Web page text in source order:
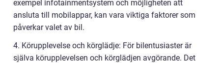
exempel infotainmentsystem och möjligheten att
ansluta till mobilappar, kan vara viktiga faktorer som
påverkar valet av bil.
4. Körupplevelse och körglädje: För bilentusiaster är
själva körupplevelsen och körglädjen avgörande. Det